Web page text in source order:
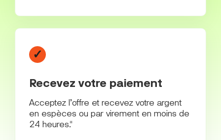
✓
Recevez votre paiement
Acceptez l’offre et recevez votre argent
en espèces ou par virement en moins de
24 heures.*